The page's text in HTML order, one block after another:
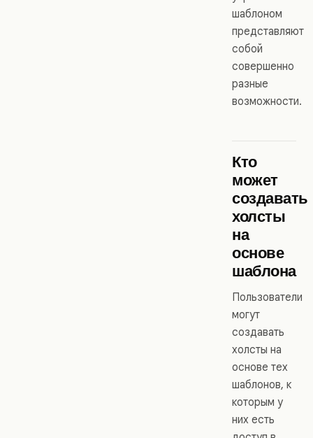
шаблоном
представляют
собой
совершенно
разные
возможности.
Кто
может
создавать
холсты
на
основе
шаблона
Пользователи
могут
создавать
холсты на
основе тех
шаблонов, к
которым у
них есть